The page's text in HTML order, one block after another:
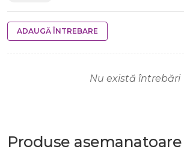
ADAUGĂ ÎNTREBARE
Nu există întrebări
Produse asemanatoare